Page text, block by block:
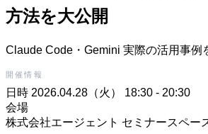
方法を大公開
Claude Code・Gemini 実際の活用事例
開催情報
日時 2026.04.28（火） 18:30 - 20:30
会場
株式会社エージェント セミナースペー